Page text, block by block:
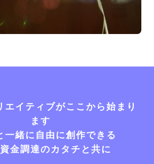
エイティブがここから始まり
ます
一緒に自由に創作できる
金調達のカタチと共に